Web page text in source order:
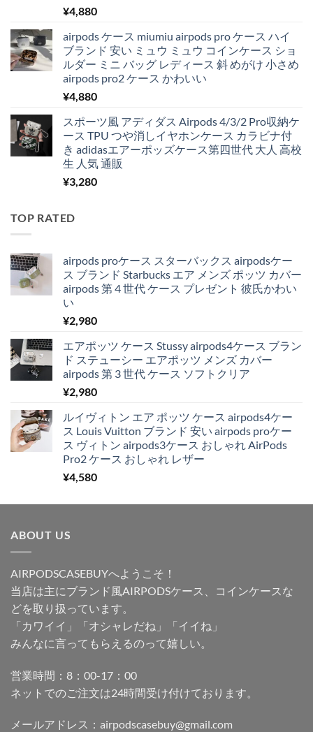
¥4,880
airpods ケース miumiu airpods pro ケース ハイ
ブランド 安い ミュウ ミュウ コインケース ショ
ルダー ミニ バッグ レディース 斜 めがけ 小さめ
airpods pro2 ケース かわいい
¥4,880
スポーツ風 アディダス Airpods 4/3/2 Pro収納ケ
ース TPU つや消しイヤホンケース カラビナ付
き adidasエアーポッズケース第四世代 大人 高校
生 人気 通販
¥3,280
TOP RATED
airpods proケース スターバックス airpodsケー
ス ブランド Starbucks エア メンズ ポッツ カバー
airpods 第 4 世代 ケース プレゼント 彼氏かわい
い
¥2,980
エアポッツ ケース Stussy airpods4ケース ブラン
ド ステューシー エアポッツ メンズ カバー
airpods 第 3 世代 ケース ソフトクリア
¥2,980
ルイヴィトン エア ポッツ ケース airpods4ケー
ス Louis Vuitton ブランド 安い airpods proケー
ス ヴィトン airpods3ケース おしゃれ AirPods
Pro2 ケース おしゃれ レザー
¥4,580
ABOUT US
AIRPODSCASEBUYへようこそ！
当店は主にブランド風AIRPODSケース、コインケースな
どを取り扱っています。
「カワイイ」「オシャレだね」「イイね」
みんなに言ってもらえるのって嬉しい。
営業時間：8：00-17：00
ネットでのご注文は24時間受け付けております。
メールアドレス： airpodscasebuy@gmail.com